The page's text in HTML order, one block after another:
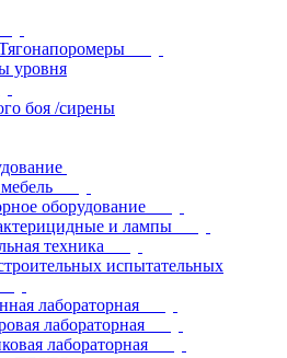
уровня
боя /сирены
оборудование
и лампы
техника
испытательных
лабораторная
лабораторная
лабораторная